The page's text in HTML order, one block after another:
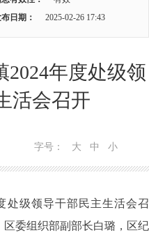
日期： 2025-02-26 17:43
2024年度处级领
活会召开
字号： 大 中 小
级领导干部民主生活会召
委组织部副部长白璐，区纪